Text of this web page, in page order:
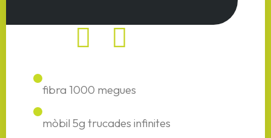
fibra 1000 megues
mòbil 5g trucades infinites